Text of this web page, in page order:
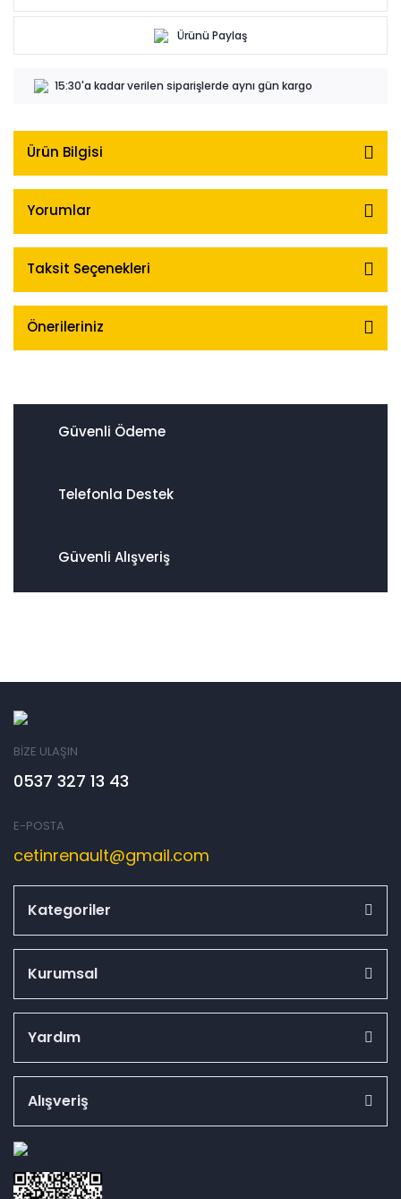
Ürünü Paylaş
15:30'a kadar verilen siparişlerde aynı gün kargo
Ürün Bilgisi
Yorumlar
Taksit Seçenekleri
Önerileriniz
Güvenli Ödeme
Telefonla Destek
Güvenli Alışveriş
BİZE ULAŞIN
0537 327 13 43
E-POSTA
cetinrenault@gmail.com
Kategoriler
Kurumsal
Yardım
Alışveriş